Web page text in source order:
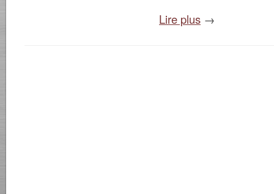
Lire plus →